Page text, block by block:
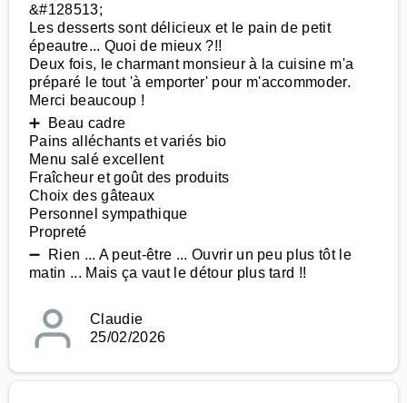
&#128513;
Les desserts sont délicieux et le pain de petit
épeautre... Quoi de mieux ?!!
Deux fois, le charmant monsieur à la cuisine m'a
préparé le tout 'à emporter' pour m'accommoder.
Merci beaucoup !
➕ Beau cadre
Pains alléchants et variés bio
Menu salé excellent
Fraîcheur et goût des produits
Choix des gâteaux
Personnel sympathique
Propreté
➖ Rien ... A peut-être ... Ouvrir un peu plus tôt le
matin ... Mais ça vaut le détour plus tard !!
Claudie
25/02/2026